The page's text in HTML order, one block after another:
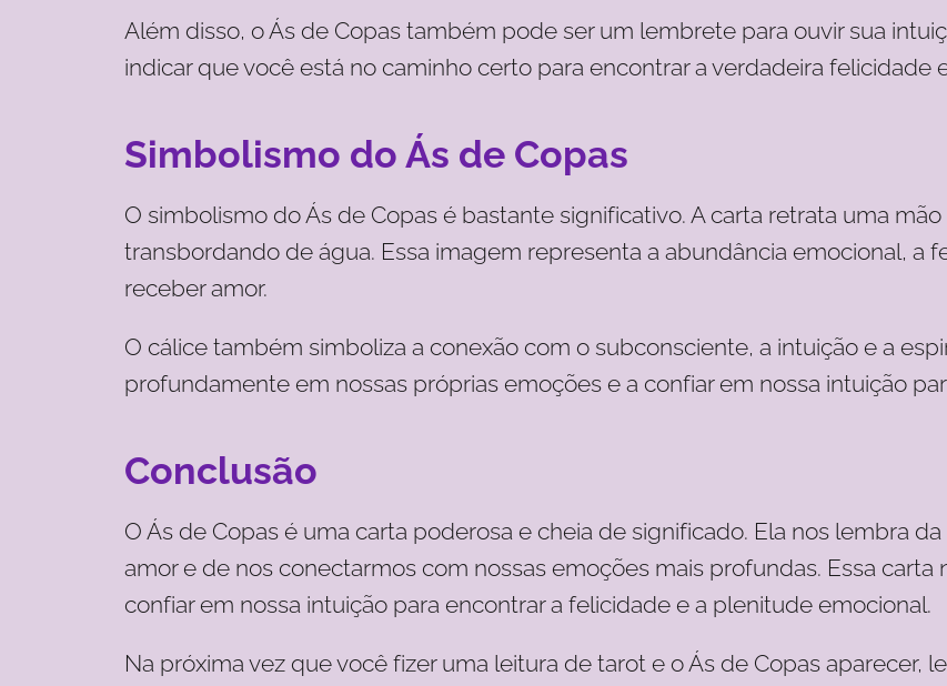
Além disso, o Ás de Copas também pode ser um lembrete para ouvir sua
indicar que você está no caminho certo para encontrar a verdadeira felicidade
Simbolismo do Ás de Copas
O simbolismo do Ás de Copas é bastante significativo. A carta retrata uma
transbordando de água. Essa imagem representa a abundância emocional, a
receber amor.
O cálice também simboliza a conexão com o subconsciente, a intuição e a
profundamente em nossas próprias emoções e a confiar em nossa intuição
Conclusão
O Ás de Copas é uma carta poderosa e cheia de significado. Ela nos lembra
amor e de nos conectarmos com nossas emoções mais profundas. Essa carta
confiar em nossa intuição para encontrar a felicidade e a plenitude emocional.
Na próxima vez que você fizer uma leitura de tarot e o Ás de Copas aparecer,